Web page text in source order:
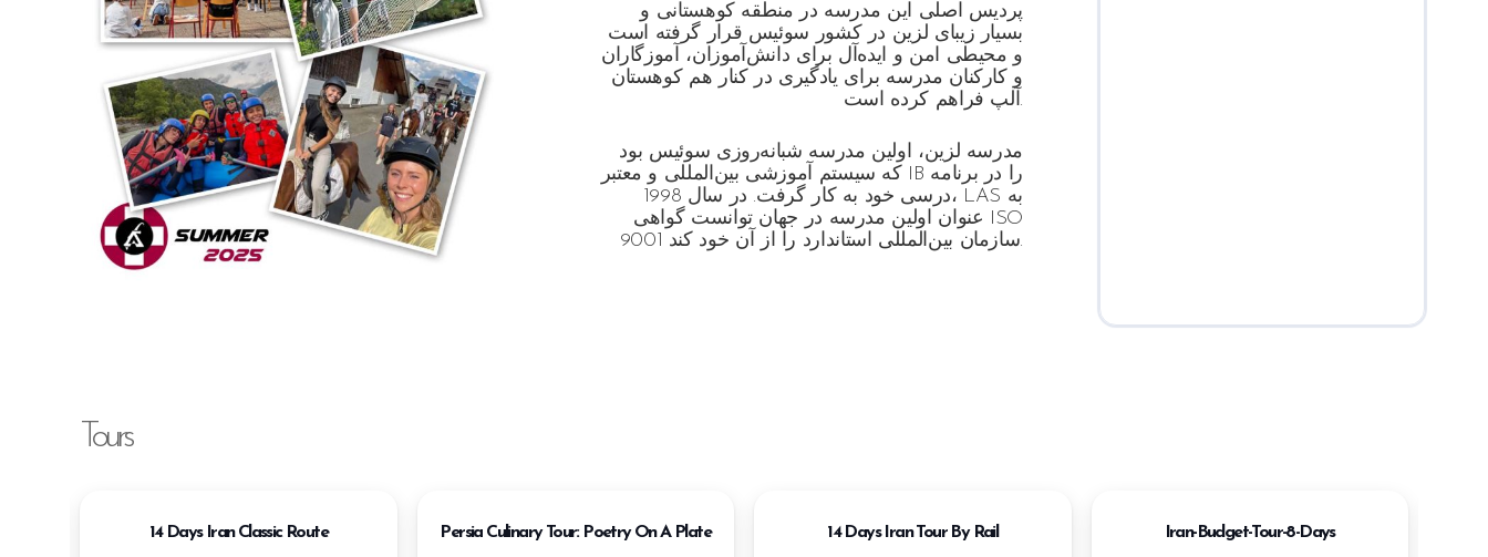
پردیس اصلی این مدرسه در منطقه کوهستانی و
بسیار زیبای لزین در کشور سوئیس قرار گرفته است
و محیطی امن و ایده‌آل برای دانش‌آموزان، آموزگاران
و کارکنان مدرسه برای یادگیری در کنار هم کوهستان
آلپ فراهم کرده است.
مدرسه لزین، اولین مدرسه شبانه‌روزی سوئیس بود
که سیستم آموزشی بین‌المللی و معتبر IB را در برنامه
درسی خود به کار گرفت. در سال 1998، LAS به
ISO
9001
سازمان بین‌المللی استاندارد را از آن خود کند.
Tours
14 Days Iran Classic Route Persia Culinary Tour: Poetry On A Plate 14 Days Iran Tour By Rail Iran-Budget-Tour-8-Days